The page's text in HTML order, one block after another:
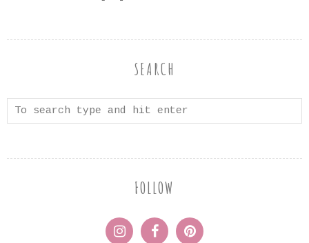
SEARCH
FOLLOW